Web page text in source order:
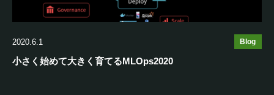
2020.6.1 Blog
小さく始めて大きく育てるMLOps2020